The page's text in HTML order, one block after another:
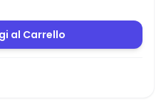
al Carrello